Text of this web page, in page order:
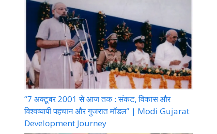
“7 अक्टूबर 2001 से आज तक : संकट, विकास और
विश्वव्यापी पहचान और गुजरात मॉडल” | Modi Gujarat
Development Journey